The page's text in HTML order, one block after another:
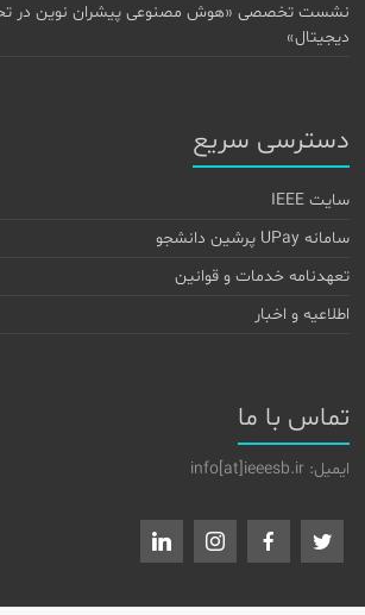
نشست تخصصی «هوش مصنوعی پیشران نوین در
دیجیتال»
دسترسی سریع
سایت IEEE
سامانه UPay پرشین دانشجو
تعهدنامه خدمات و قوانین
اطلاعیه و اخبار
تماس با ما
ایمیل: info[at]ieeesb.ir